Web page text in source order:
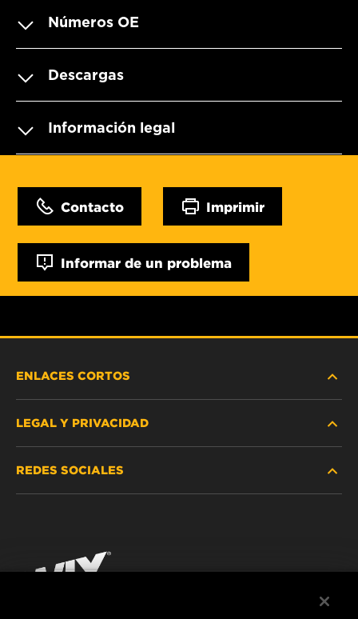
Números OE
Descargas
Información legal
Contacto Imprimir
Informar de un problema
ENLACES CORTOS
DÓNDE COMPRAR
¡CONTÁCTENOS!
LEGAL Y PRIVACIDAD
IMPRESSUM
REDES SOCIALES
YouTube